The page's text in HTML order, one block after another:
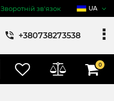
Зворотній зв'язок UA
+380738273538
0